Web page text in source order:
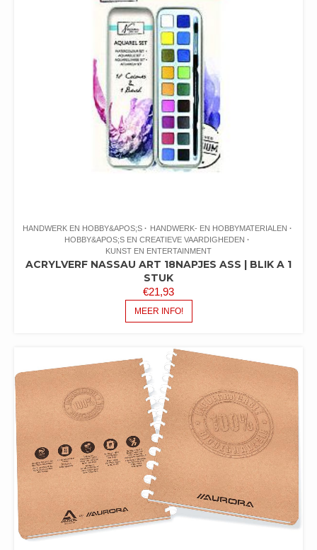
HANDWERK EN HOBBY&APOS;S
HANDWERK- EN HOBBYMATERIALEN
HOBBY&APOS;S EN CREATIEVE VAARDIGHEDEN
KUNST EN ENTERTAINMENT
ACRYLVERF NASSAU ART 18NAPJES ASS | BLIK A 1
STUK
€21,93
MEER INFO!